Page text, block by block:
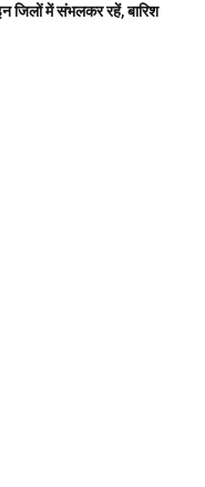
में संभलकर रहें, बारिश